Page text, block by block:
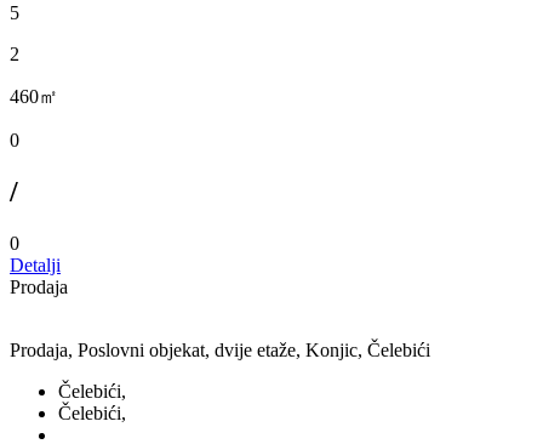
5
2
460㎡
0
/
0
Detalji
Prodaja
Prodaja, Poslovni objekat, dvije etaže, Konjic, Čelebići
Čelebići,
Čelebići,